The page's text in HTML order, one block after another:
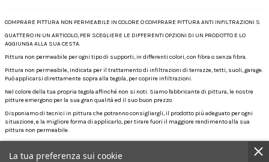
COMPRARE PITTURA NON PERMEABILE IN COLORE O COMPRARE PITTURA ANTI INFILTRAZIONI S
GUATTERO IN UN ARTICOLO, PER SCEGLIERE LE DIFFERENTI OPZIONI DI UN PRODOTTO E LO
AGGIUNGA ALLA SUA CESTA.
Pittura non permeabile per ogni tipo di supporti, in differenti colori, con fibra o senza fibra.
Pittura non permeabile, Indicata per il trattamento di infiltrazioni di terrazze, tetti, suoli, garage.
Può applicarsi direttamente sopra alla tegola, per coprire infiltrazioni.
Nel colore della tua propria tegola affinché non si noti. Siamo fabbricante di pittura, le nostre
pitture emergono per la sua gran qualità ed il suo buon prezzo.
Disponiamo di tecnici in pittura che potranno consigliargli, il prodotto più adeguato per ogni
situazione, e la migliore forma di applicarlo, per tirare fuori il maggiore rendimento alla sua
pittura non permeabile.
La tua preferenza sui cookie